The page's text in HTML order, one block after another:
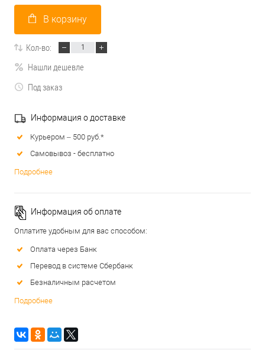
В корзину
Кол-во:
Нашли дешевле
Под заказ
Информация о доставке
Курьером – 500 руб.*
Самовывоз - бесплатно
Подробнее
Информация об оплате
Оплатите удобным для вас способом:
Оплата через Банк
Перевод в системе Сбербанк
Безналичным расчетом
Подробнее